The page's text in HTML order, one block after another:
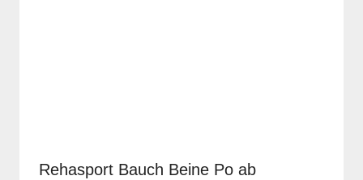
Rehasport Bauch Beine Po ab